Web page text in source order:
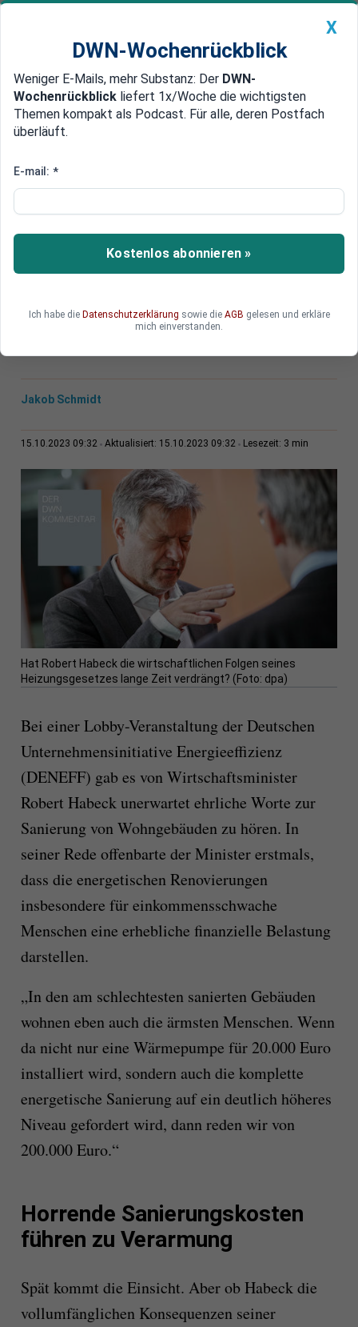
Newsticker MEIN DWN: Geldanlage Premium
Edelmetalle DWN-Magazin China
Habeck gesteht, wie teuer die
Wirtschaftsminister Robert Habeck hat sich
öffentlich zu den Sanierungskosten für
Immobilien-Besitzer geäußert. Seine Ehrlichkeit
Wusste die Ampel-Regierung überhaupt, was sie
mit dem Heizungsgesetz anrichtet?
Jakob Schmidt
15.10.2023 09:32 Aktualisiert: 15.10.2023 09:32 Lesezeit: 3 min
Hat Robert Habeck die wirtschaftlichen Folgen seines
Heizungsgesetzes lange Zeit verdrängt? (Foto: dpa)
Bei einer Lobby-Veranstaltung derDeutschen
Unternehmensinitiative Energieeffizienz
(DENEFF) gab es von Wirtschaftsminister
Robert Habeck unerwartet ehrliche Worte zur
Sanierung von Wohngebäuden zu hören. In
seiner Rede offenbarte der Minister erstmals,
dass die energetischen Renovierungen
insbesondere für einkommensschwache
Menschen eine erhebliche finanzielle Belastung
darstellen.
„In den am schlechtesten sanierten Gebäuden
wohnen eben auch die ärmsten Menschen. Wenn
da nicht nur eine Wärmepumpe für 20.000 Euro
installiert wird, sondern auch die komplette
energetische Sanierung auf ein deutlich höheres
Niveau gefordert wird, dann reden wir von
200.000 Euro.“
Horrende Sanierungskosten
führen zu Verarmung
Spät kommt die Einsicht. Aber ob Habeck die
vollumfänglichen Konsequenzen seiner
X
DWN-Wochenrückblick
Weniger E-Mails, mehr Substanz: Der DWN-
Wochenrückblick liefert 1x/Woche die wichtigsten
Themen kompakt als Podcast. Für alle, deren Postfach
überläuft.
E-mail: *
Kostenlos abonnieren »
Ich habe die Datenschutzerklärung sowie die AGB gelesen und erkläre
mich einverstanden.